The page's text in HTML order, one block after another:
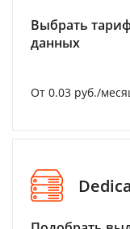
Выбрать
данных
От 0.03 руб./